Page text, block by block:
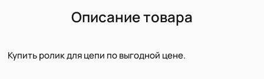
Описание товара
Купить ролик для цепи по выгодной цене.